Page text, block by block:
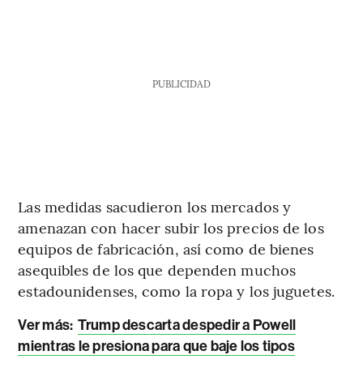
PUBLICIDAD
Las medidas sacudieron los mercados y
amenazan con hacer subir los precios de los
equipos de fabricación, así como de bienes
asequibles de los que dependen muchos
estadounidenses, como la ropa y los juguetes.
Ver más: Trump descarta despedir a Powell
mientras le presiona para que baje los tipos